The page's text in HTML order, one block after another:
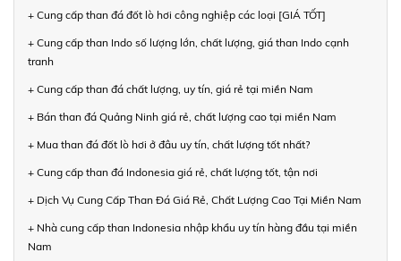
+ Cung cấp than đá đốt lò hơi công nghiệp các loại [GIÁ TỐT]
+ Cung cấp than Indo số lượng lớn, chất lượng, giá than Indo cạnh
tranh
+ Cung cấp than đá chất lượng, uy tín, giá rẻ tại miền Nam
+ Bán than đá Quảng Ninh giá rẻ, chất lượng cao tại miền Nam
+ Mua than đá đốt lò hơi ở đâu uy tín, chất lượng tốt nhất?
+ Cung cấp than đá Indonesia giá rẻ, chất lượng tốt, tận nơi
+ Dịch Vụ Cung Cấp Than Đá Giá Rẻ, Chất Lượng Cao Tại Miền Nam
+ Nhà cung cấp than Indonesia nhập khẩu uy tín hàng đầu tại miền
Nam